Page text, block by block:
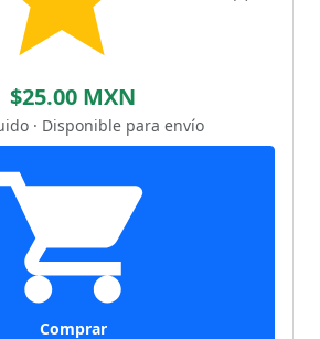
$25.00 MXN
· Disponible para envío
Comprar